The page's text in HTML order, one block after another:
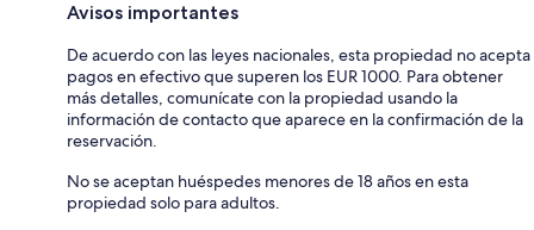
Avisos importantes
De acuerdo con las leyes nacionales, esta propiedad no acepta
pagos en efectivo que superen los EUR 1000. Para obtener
más detalles, comunícate con la propiedad usando la
información de contacto que aparece en la confirmación de la
reservación.
No se aceptan huéspedes menores de 18 años en esta
propiedad solo para adultos.